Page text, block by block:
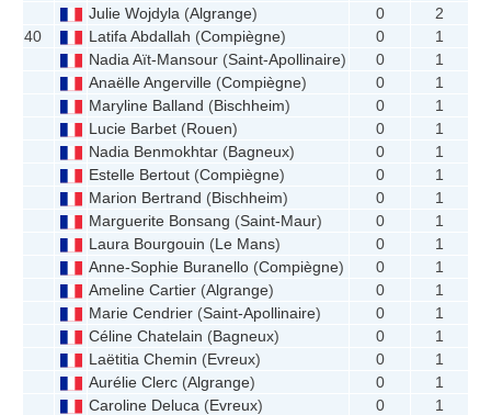
Julie Wojdyla (Algrange) 0
2
40
Latifa Abdallah (Compiègne) 0
1
Nadia Aït-Mansour (Saint-Apollinaire) 0
1
Anaëlle Angerville (Compiègne) 0
1
Maryline Balland (Bischheim) 0
1
Lucie Barbet (Rouen) 0
1
Nadia Benmokhtar (Bagneux) 0
1
Estelle Bertout (Compiègne) 0
1
Marion Bertrand (Bischheim) 0
1
Marguerite Bonsang (Saint-Maur) 0
1
Laura Bourgouin (Le Mans) 0
1
Anne-Sophie Buranello (Compiègne) 0
1
Ameline Cartier (Algrange) 0
1
Marie Cendrier (Saint-Apollinaire) 0
1
Céline Chatelain (Bagneux) 0
1
Laëtitia Chemin (Evreux) 0
1
Aurélie Clerc (Algrange) 0
1
Caroline Deluca (Evreux) 0
1